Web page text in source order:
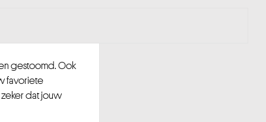
gestoomd. Ook
favoriete
dat jouw